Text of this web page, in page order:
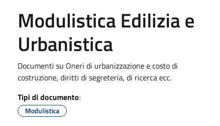
Modulistica Edilizia e
Urbanistica
Documenti su Oneri di urbanizzazione e costo di
costruzione, diritti di segreteria, di ricerca ecc.
Tipi di documento:
Modulistica